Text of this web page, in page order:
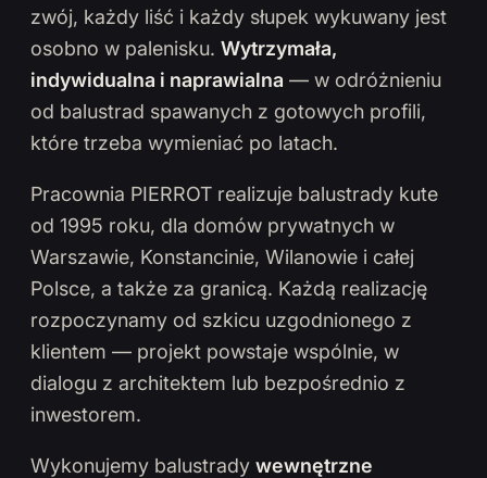
zwój, każdy liść i każdy słupek wykuwany jest
osobno w palenisku. Wytrzymała,
indywidualna i naprawialna — w odróżnieniu
od balustrad spawanych z gotowych profili,
które trzeba wymieniać po latach.
Pracownia PIERROT realizuje balustrady kute
od 1995 roku, dla domów prywatnych w
Warszawie, Konstancinie, Wilanowie i całej
Polsce, a także za granicą. Każdą realizację
rozpoczynamy od szkicu uzgodnionego z
klientem — projekt powstaje wspólnie, w
dialogu z architektem lub bezpośrednio z
inwestorem.
Wykonujemy balustrady wewnętrzne